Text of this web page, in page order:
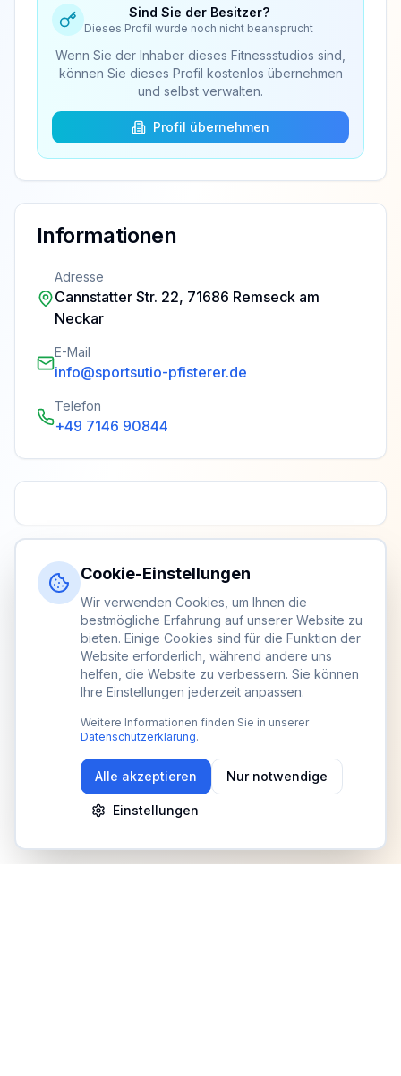
Sind Sie der Besitzer?
Dieses Profil wurde noch nicht beansprucht
Wenn Sie der Inhaber dieses Fitnessstudios sind,
können Sie dieses Profil kostenlos übernehmen
und selbst verwalten.
Profil übernehmen
Informationen
Adresse
Cannstatter Str. 22, 71686 Remseck am
Neckar
E-Mail
info@sportsutio-pfisterer.de
Telefon
+49 7146 90844
Cookie-Einstellungen
Wir verwenden Cookies, um Ihnen die
bestmögliche Erfahrung auf unserer Website zu
bieten. Einige Cookies sind für die Funktion der
Website erforderlich, während andere uns
helfen, die Website zu verbessern. Sie können
Ihre Einstellungen jederzeit anpassen.
Weitere Informationen finden Sie in unserer
Datenschutzerklärung.
Alle akzeptieren Nur notwendige
Einstellungen